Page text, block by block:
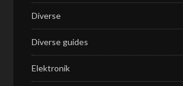
Diverse
Diverse guides
Elektronik